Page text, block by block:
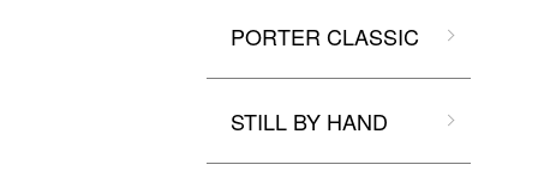
PORTER CLASSIC
STILL BY HAND